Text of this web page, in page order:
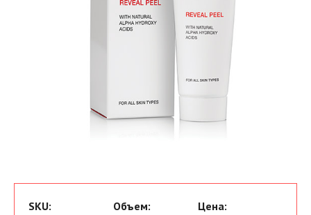
SKU:
Объем:
Цена: